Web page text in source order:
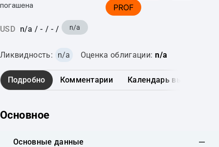
погашена
PROF
USD n/a / - / - / n/a
Ликвидность: n/a Оценка облигации: n/a
Подробно Комментарии Календарь выплат
Основное
Основные данные